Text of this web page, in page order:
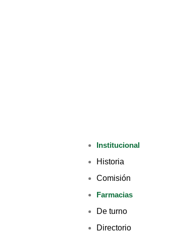
Institucional
Historia
Comisión
Farmacias
De turno
Directorio